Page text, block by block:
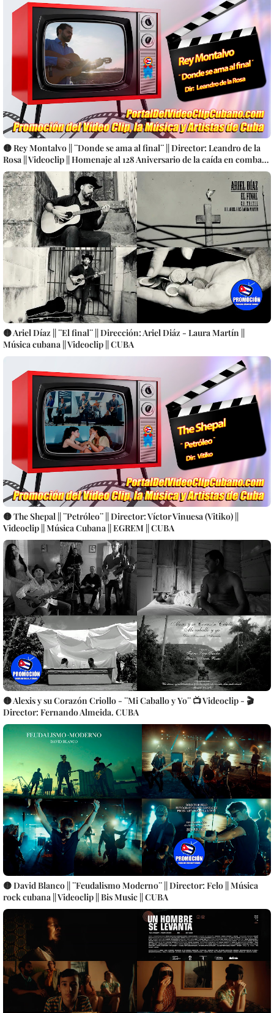
🟡 Rey Montalvo || ¨Donde se ama al final¨ || Director: Leandro de la
Rosa || Videoclip || Homenaje al 128 Aniversario de la caída en combate
del Apóstol Nacional José Martí || Música Cubana || CUBA
🟡 Ariel Díaz || ¨El final¨ || Dirección: Ariel Diáz - Laura Martín ||
Música cubana || Videoclip || CUBA
🟡 The Shepal || ¨Petróleo¨ || Director: Víctor Vinuesa (Vitiko) ||
Videoclip || Música Cubana || EGREM || CUBA
🟡 Alexis y su Corazón Criollo - ¨Mi Caballo y Yo¨ 📺 Videoclip - 🎬
Director: Fernando Almeida. CUBA
🟡 David Blanco || ¨Feudalismo Moderno¨ || Director: Felo || Música
rock cubana || Videoclip || Bis Music || CUBA